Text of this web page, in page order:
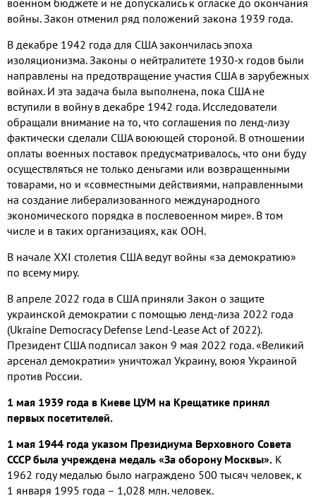
войны. Закон отменил ряд положений закона 1939 года.
В декабре 1942 года для США закончилась эпоха
изоляционизма. Законы о нейтралитете 1930-х годов были
направлены на предотвращение участия США в зарубежных
войнах. И эта задача была выполнена, пока США не
вступили в войну в декабре 1942 года. Исследователи
обращали внимание на то, что соглашения по ленд-лизу
фактически сделали США воюющей стороной. В отношении
оплаты военных поставок предусматривалось, что они буду
осуществляться не только деньгами или возвращенными
товарами, но и «совместными действиями, направленными
на создание либерализованного международного
экономического порядка в послевоенном мире». В том
числе и в таких организациях, как ООН.
В начале XXI столетия США ведут войны «за демократию»
по всему миру.
В апреле 2022 года в США приняли Закон о защите
украинской демократии с помощью ленд-лиза 2022 года
(Ukraine Democracy Defense Lend-Lease Act of 2022).
Президент США подписал закон 9 мая 2022 года. «Великий
арсенал демократии» уничтожал Украину, воюя Украиной
против России.
1 мая 1939 года в Киеве ЦУМ на Крещатике принял
первых посетителей.
1 мая 1944 года указом Президиума Верховного Совета
СССР была учреждена медаль «За оборону Москвы». К
1962 году медалью было награждено 500 тысяч человек, к
1 января 1995 года – 1,028 млн. человек.